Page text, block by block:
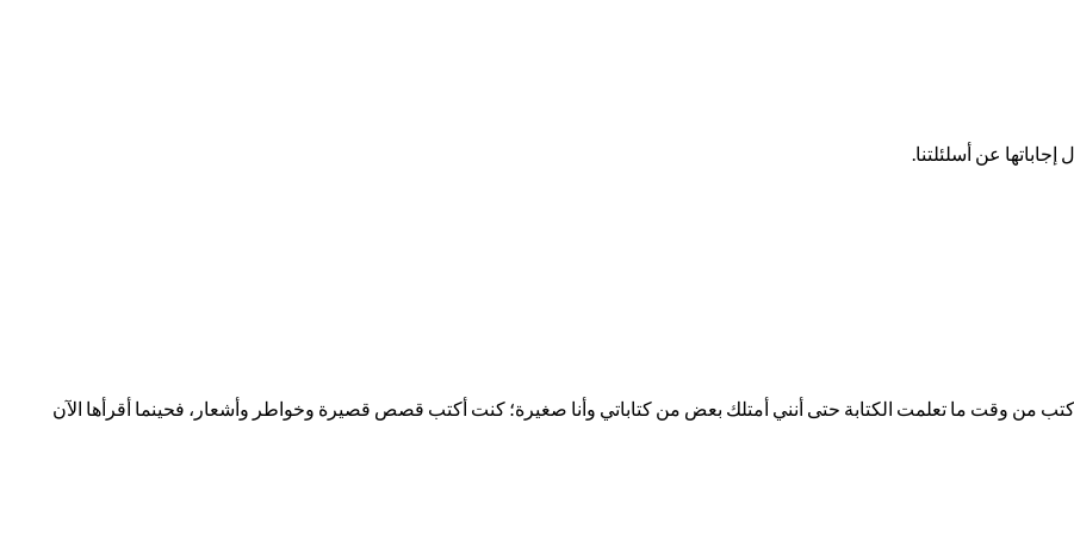
عن أسلئلتنا.
أكتب من وقت ما تعلمت الكتابة حتى أنني أمتلك بعض من كتاباتي وأنا صغيرة؛ كنت أكتب قصص قصيرة وخواطر وأشعار، فحينما أقرأها الآن